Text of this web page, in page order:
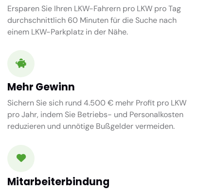
Ersparen Sie Ihren LKW-Fahrern pro LKW pro Tag
durchschnittlich 60 Minutenfür die Suche nach
einem LKW-Parkplatz in der Nähe.
Mehr Gewinn
Sichern Sie sich rund 4.500 € mehr Profit pro LKW
pro Jahr, indem Sie Betriebs- und Personalkosten
reduzieren und unnötige Bußgelder vermeiden.
Mitarbeiterbindung